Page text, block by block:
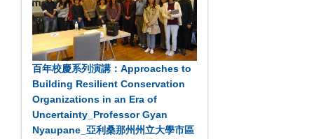
百年校慶系列演講：Approaches to
Building Resilient Conservation
Organizations in an Era of
Uncertainty_Professor Gyan
Nyaupane_亞利桑那州州立大學市區